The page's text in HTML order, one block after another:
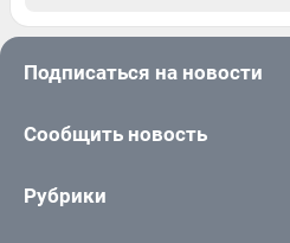
Подписаться на новости
Сообщить новость
Рубрики